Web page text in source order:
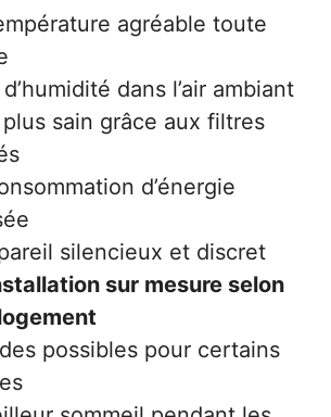
agréable toute
dans l’air ambiant
sain grâce aux filtres
d’énergie
silencieux et discret
sur mesure selon
possibles pour certains